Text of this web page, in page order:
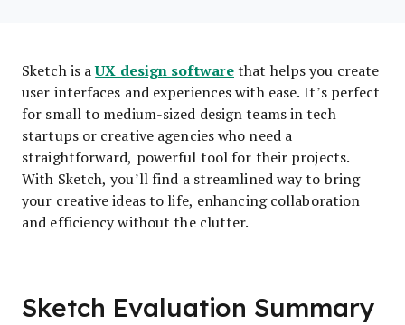
Sketch is aUX design softwarethat helps you create
user interfaces and experiences with ease. It’s perfect
for small to medium-sized design teams in tech
startups or creative agencies who need a
straightforward, powerful tool for their projects.
With Sketch, you’ll find a streamlined way to bring
your creative ideas to life, enhancing collaboration
and efficiency without the clutter.
Sketch Evaluation Summary